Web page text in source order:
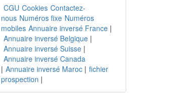
CGU Cookies Contactez-
nous Numéros fixe Numéros
mobiles Annuaire inversé France|
Annuaire inversé Belgique|
Annuaire inversé Suisse|
Annuaire inversé Canada
| Annuaire inversé Maroc| fichier
prospection |